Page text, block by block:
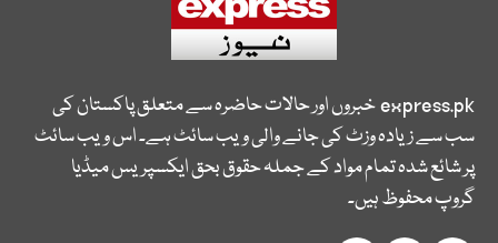
express.pkخبروں اور حالات حاضرہ سے متعلق پاکستان کی
سب سے زیادہ وزٹ کی جانے والی ویب سائٹ ہے۔ اس ویب سائٹ
پر شائع شدہ تمام مواد کے جملہ حقوق بحق ایکسپریس میڈیا
گروپ محفوظ ہیں۔